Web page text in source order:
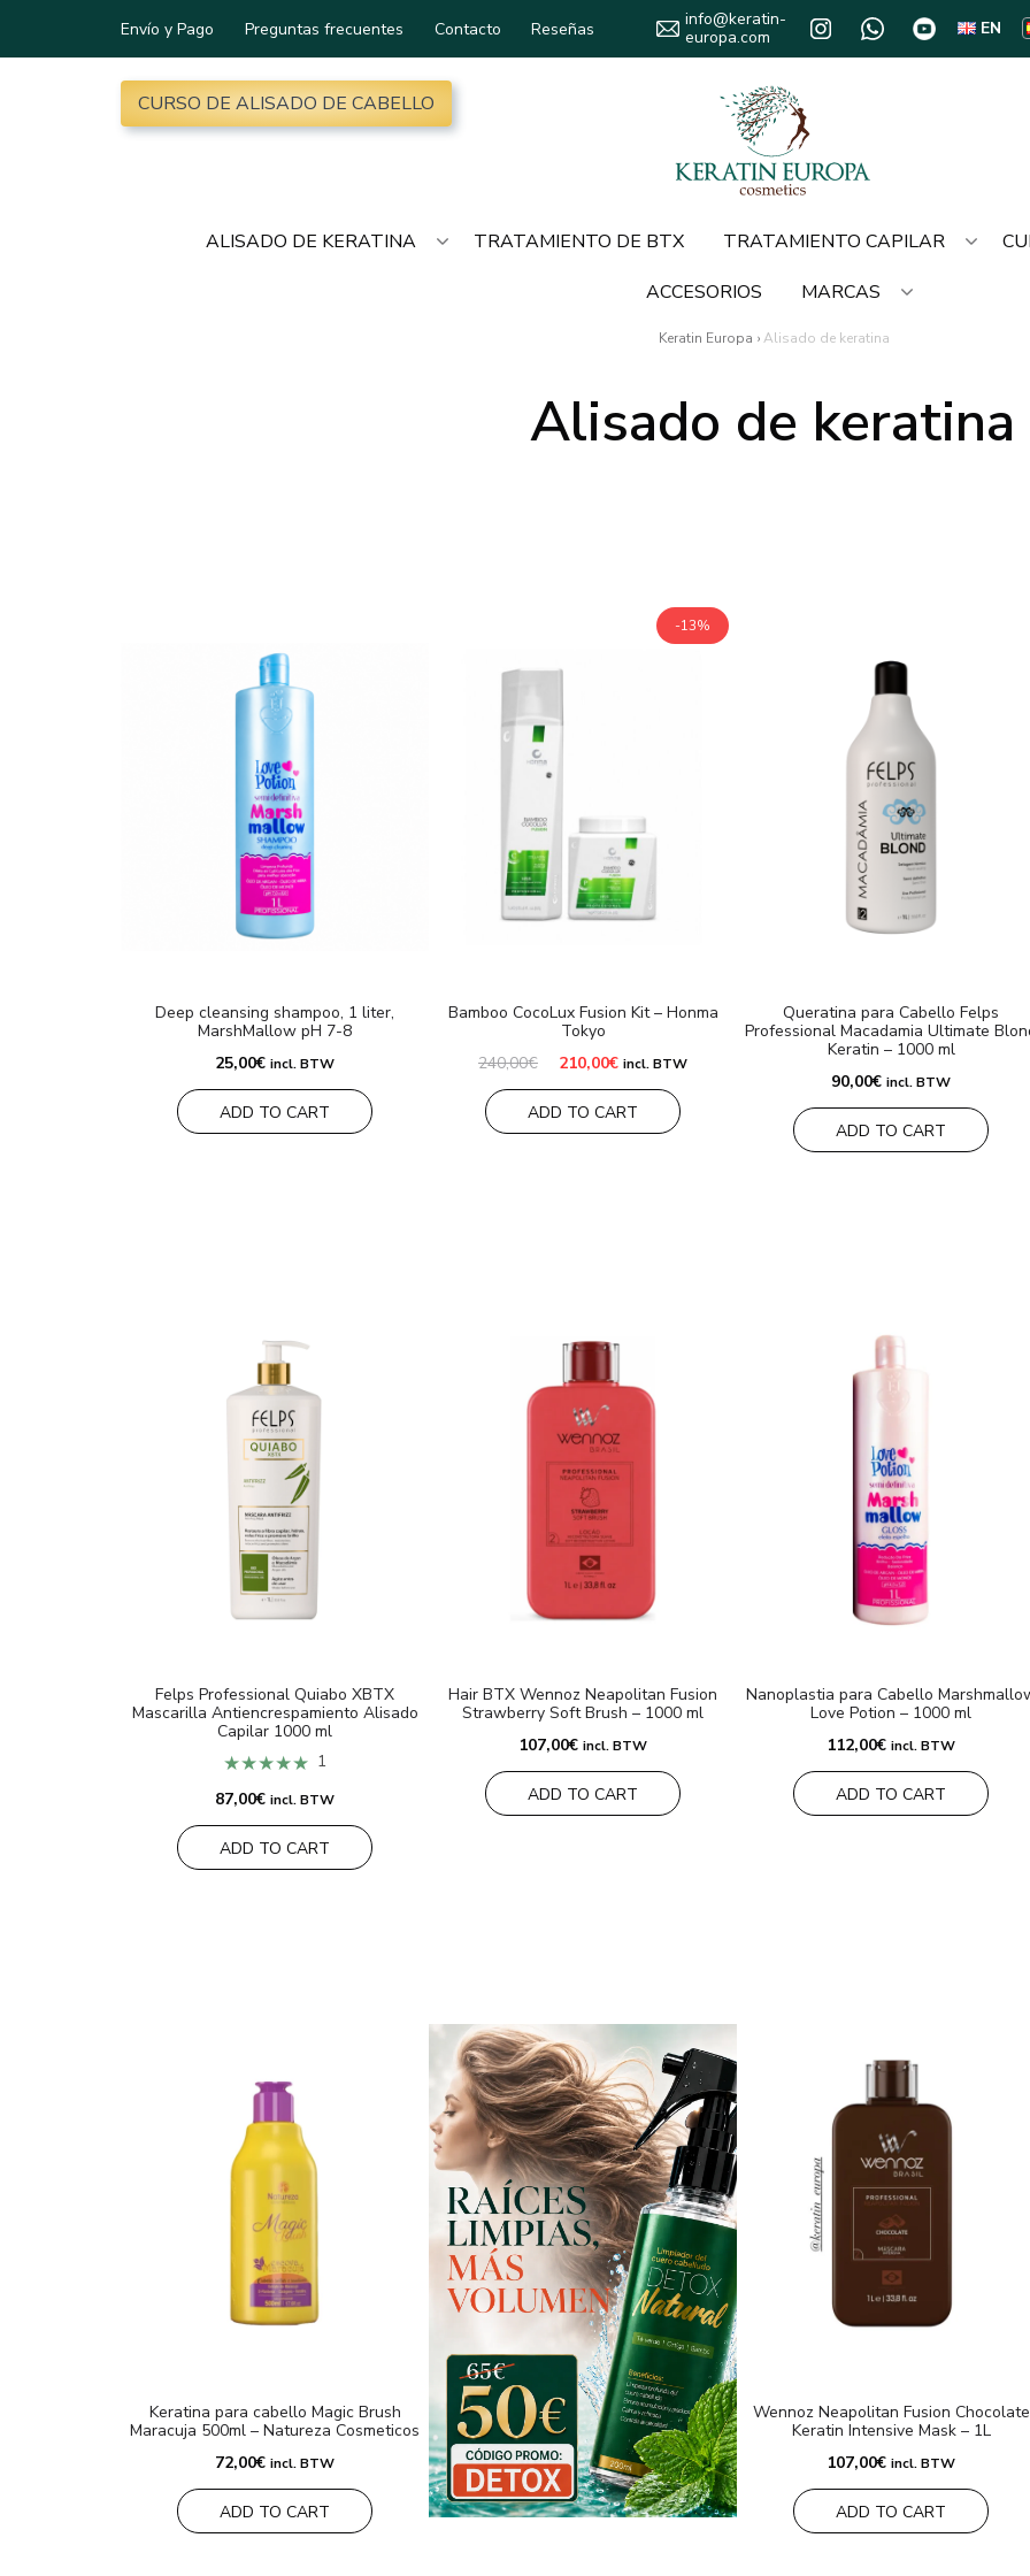
Envío y Pago Preguntas frecuentes Contacto Reseñas
info@keratin-
europa.com
EN
CURSO DE ALISADO DE CABELLO
ALISADO DE KERATINA TRATAMIENTO DE BTX TRATAMIENTO CAPILAR
ACCESORIOS
MARCAS
Keratin Europa ›Alisado de keratina
Alisado de keratina
Deep cleansing shampoo, 1 liter,
MarshMallow pH 7-8
25,00€ incl. BTW
ADD TO CART
-13%
Bamboo CocoLux Fusion Kit – Honma
Tokyo
240,00€ El
original
era:
240,00€.
210,00€El
actual
es:
210,00€.
incl. BTW
ADD TO CART
Queratina para Cabello Felps
Professional Macadamia Ultimate
Keratin – 1000 ml
90,00€ incl. BTW
ADD TO CART
Felps Professional Quiabo XBTX
Mascarilla Antiencrespamiento Alisado
Capilar 1000 ml
★★★★★ 1
87,00€ incl. BTW
ADD TO CART
Hair BTX Wennoz Neapolitan Fusion
Strawberry Soft Brush – 1000 ml
107,00€ incl. BTW
ADD TO CART
Nanoplastia para Cabello
Love Potion – 1000 ml
112,00€ incl. BTW
ADD TO CART
Keratina para cabello Magic Brush
Maracuja 500ml – Natureza Cosmeticos
72,00€ incl. BTW
ADD TO CART
Wennoz Neapolitan Fusion Chocolate
Keratin Intensive Mask – 1L
107,00€ incl. BTW
ADD TO CART